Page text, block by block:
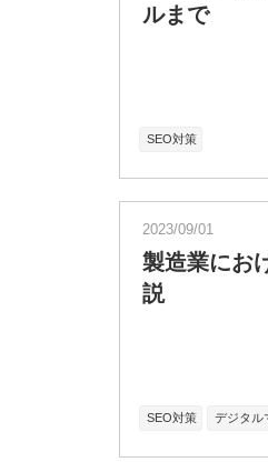
ルまで
SEO対策
2023/09/01
製造業にお
説
SEO対策 デジタル